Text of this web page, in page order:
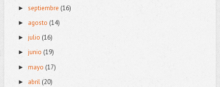
► septiembre (16)
► agosto (14)
► julio (16)
► junio (19)
► mayo (17)
► abril(20)